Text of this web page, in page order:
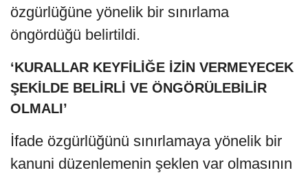
özgürlüğüne yönelik bir sınırlama
öngördüğü belirtildi.
‘KURALLAR KEYFİLİĞE İZİN VERMEYECEK
ŞEKİLDE BELİRLİ VE ÖNGÖRÜLEBİLİR
OLMALI’
İfade özgürlüğünü sınırlamaya yönelik bir
kanuni düzenlemenin şeklen var olmasının